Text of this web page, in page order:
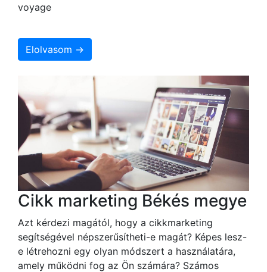
voyage
Elolvasom →
Cikk marketing Békés megye
Azt kérdezi magától, hogy a cikkmarketing
segítségével népszerűsítheti-e magát? Képes lesz-
e létrehozni egy olyan módszert a használatára,
amely működni fog az Ön számára? Számos